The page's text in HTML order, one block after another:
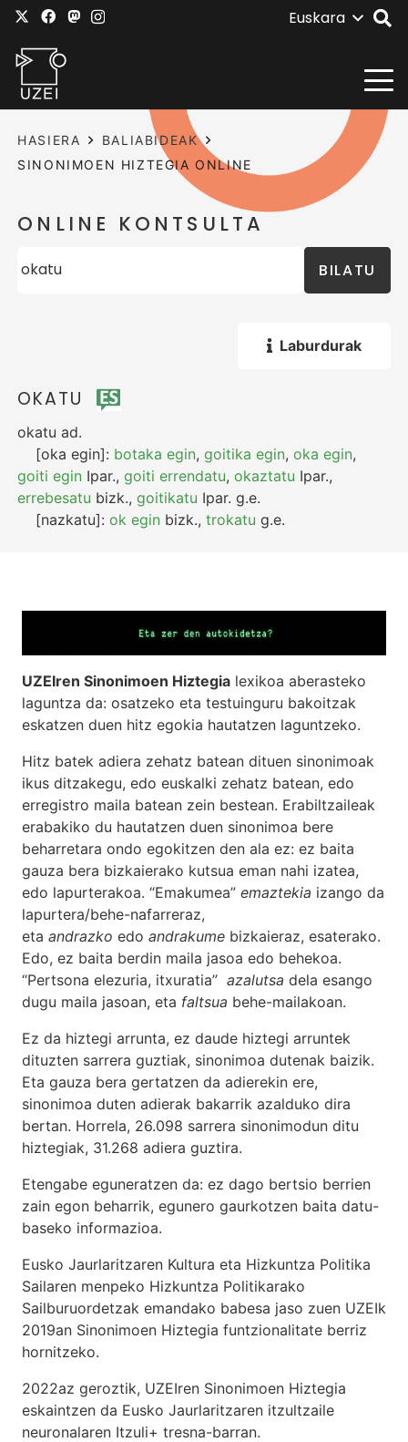
Euskara
HASIERA
BALIABIDEAK
SINONIMOEN HIZTEGIA ONLINE
ONLINE KONTSULTA
BILATU
Laburdurak
OKATU
okatu ad.
[oka egin]: botaka egin,goitika egin,oka egin,
goiti egin Ipar.,goiti errendatu,okaztatu Ipar.,
errebesatu bizk.,goitikatu Ipar. g.e.
[nazkatu]:ok egin bizk.,trokatu g.e.
UZEIren Sinonimoen Hiztegia lexikoa aberasteko
laguntza da: osatzeko eta testuinguru bakoitzak
eskatzen duen hitz egokia hautatzen laguntzeko.
Hitz batek adiera zehatz batean dituen sinonimoak
ikus ditzakegu, edo euskalki zehatz batean, edo
erregistro maila batean zein bestean. Erabiltzaileak
erabakiko du hautatzen duen sinonimoa bere
beharretara ondo egokitzen den ala ez: ez baita
gauza bera bizkaierako kutsua eman nahi izatea,
edo lapurterakoa. “Emakumea” emaztekia izango da
lapurtera/behe-nafarreraz,
eta andrazko edo andrakume bizkaieraz, esaterako.
Edo, ez baita berdin maila jasoa edo behekoa.
“Pertsona elezuria, itxuratia” azalutsa dela esango
dugu maila jasoan, eta faltsua behe-mailakoan.
Ez da hiztegi arrunta, ez daude hiztegi arruntek
dituzten sarrera guztiak, sinonimoa dutenak baizik.
Eta gauza bera gertatzen da adierekin ere,
sinonimoa duten adierak bakarrik azalduko dira
bertan. Horrela, 26.098 sarrera sinonimodun ditu
hiztegiak, 31.268 adiera guztira.
Etengabe eguneratzen da: ez dago bertsio berrien
zain egon beharrik, egunero gaurkotzen baita datu-
baseko informazioa.
Eusko Jaurlaritzaren Kultura eta Hizkuntza Politika
Sailaren menpeko Hizkuntza Politikarako
Sailburuordetzak emandako babesa jaso zuen UZEIk
2019an Sinonimoen Hiztegia funtzionalitate berriz
hornitzeko.
2022az geroztik, UZEIren Sinonimoen Hiztegia
eskaintzen da Eusko Jaurlaritzaren itzultzaile
neuronalaren Itzuli+ tresna-barran.